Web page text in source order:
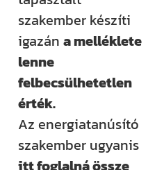
szakember készíti
igazána melléklete
lenne
felbecsülhetetlen
érték.
Az energiatanúsító
szakember ugyanis
itt foglalná össze